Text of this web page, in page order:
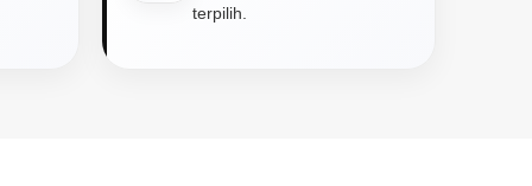
terpilih.